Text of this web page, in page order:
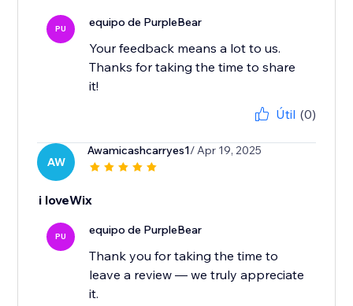
PU equipo de PurpleBear
Your feedback means a lot to us.
Thanks for taking the time to share
it!
Útil (0)
AW
Awamicashcarryes1/ Apr 19, 2025
i loveWix
PU equipo de PurpleBear
Thank you for taking the time to
leave a review — we truly appreciate
it.